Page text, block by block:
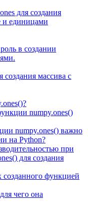
для создания
и единицами
в создании
создания массива с
numpy.ones()
numpy.ones() важно
на Python?
при
для создания
функцией
чего она